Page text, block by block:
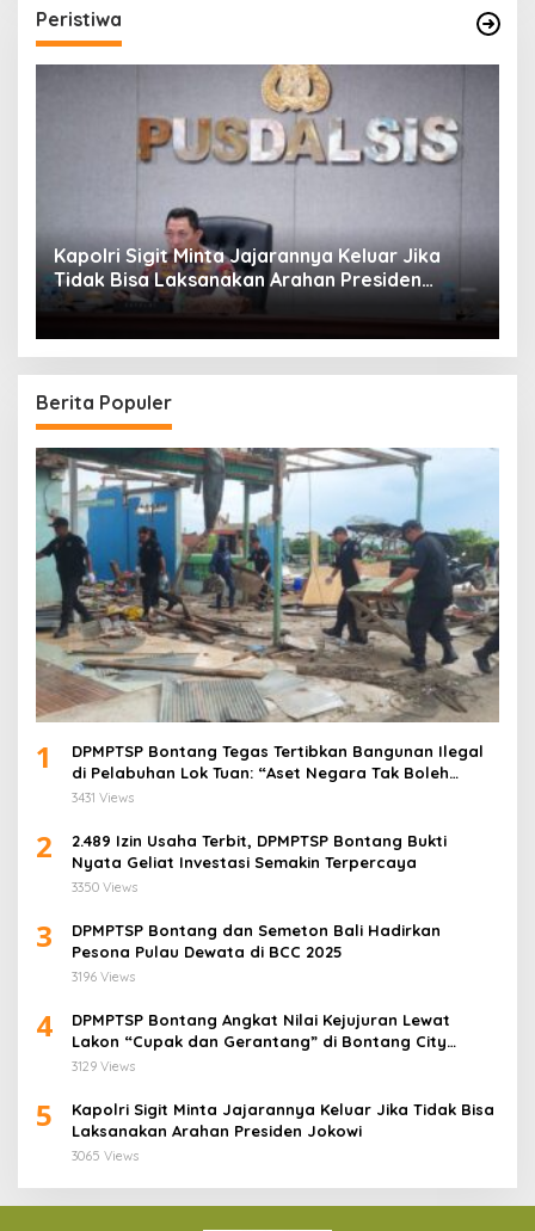
Peristiwa
Kapolri Sigit Minta Jajarannya Keluar Jika
Tidak Bisa Laksanakan Arahan Presiden
Jokowi
Berita Populer
1
DPMPTSP Bontang Tegas Tertibkan Bangunan Ilegal
di Pelabuhan Lok Tuan: “Aset Negara Tak Boleh
Dikuasai!”
3431 Views
2
2.489 Izin Usaha Terbit, DPMPTSP Bontang Bukti
Nyata Geliat Investasi Semakin Terpercaya
3350 Views
3
DPMPTSP Bontang dan Semeton Bali Hadirkan
Pesona Pulau Dewata di BCC 2025
3196 Views
4
DPMPTSP Bontang Angkat Nilai Kejujuran Lewat
Lakon “Cupak dan Gerantang” di Bontang City
Carnaval 2025
3129 Views
5
Kapolri Sigit Minta Jajarannya Keluar Jika Tidak Bisa
Laksanakan Arahan Presiden Jokowi
3065 Views